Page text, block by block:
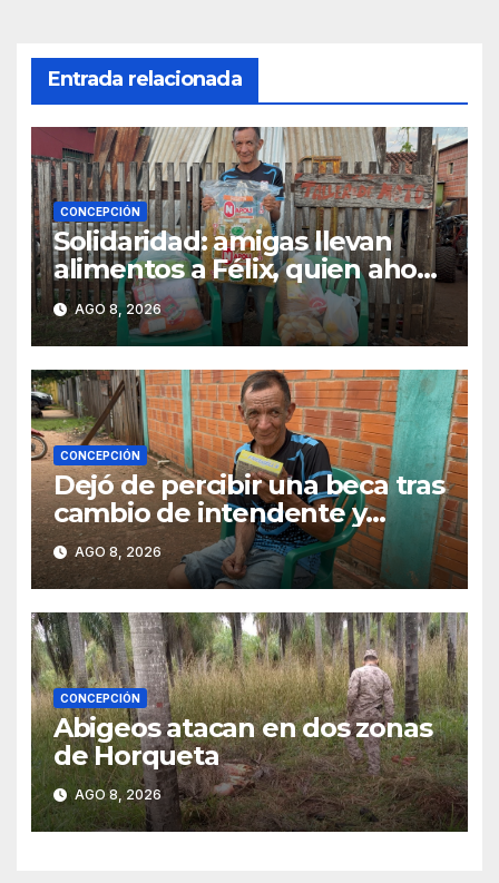
Entrada relacionada
CONCEPCIÓN
Solidaridad: amigas llevan
alimentos a Félix, quien ahora
vende caramelos para
subsistir
AGO 8, 2026
CONCEPCIÓN
Dejó de percibir una beca tras
cambio de intendente y
ahora vende caramelos para
subsistir
AGO 8, 2026
CONCEPCIÓN
Abigeos atacan en dos zonas
de Horqueta
AGO 8, 2026